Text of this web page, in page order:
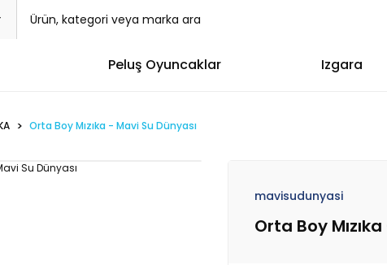
Peluş Oyuncaklar Izgara
Orta Boy Mızıka - Mavi Su Dünyası
mavisudunyasi
Orta Boy